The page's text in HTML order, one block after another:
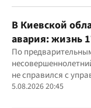
В Киевской
авария: жизнь
удалось
По
не справился с
автомобиль
5.08.2026 20:45